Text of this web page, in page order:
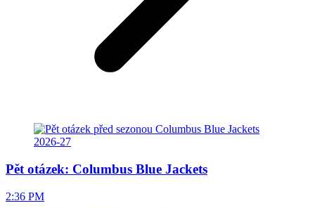
Pět otázek: Columbus Blue Jackets
2:36 PM